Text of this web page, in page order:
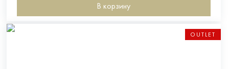
В корзину
OUTLET